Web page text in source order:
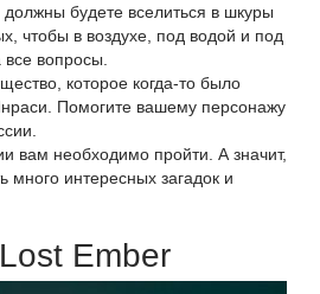
будете вселиться в шкуры
чтобы в воздухе, под водой и под
вопросы.
которое когда-то было
Помогите вашему персонажу
вам необходимо пройти. А значит,
интересных загадок и
Ember